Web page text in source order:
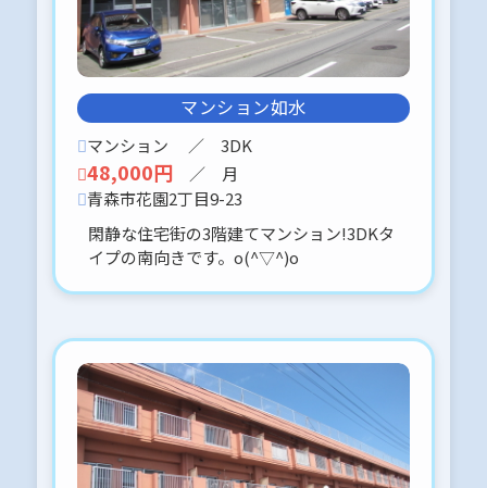
ています。( ・ᴗ・ )⚐⚑⚐”
2026-02-06
２月末退去予定
官公庁 徒歩圏内 １Rタイプ。
ロードヒーティング対応です。
よろしくお願いします。( ・ᴗ・
)⚐⚑⚐”
2026-01-17
セキスイハウス仕様 築浅売家(2018年
カーポート付
現在入居中のため、内見に関しては、
事前予約をお願いします。
よろしくお願いします。
2026-01-12
マンション如水
マンション ／ 3DK
48,000円 ／ 月
青森市花園2丁目9-23
閑静な住宅街の3階建てマンション!3DKタ
イプの南向きです。o(^▽^)o